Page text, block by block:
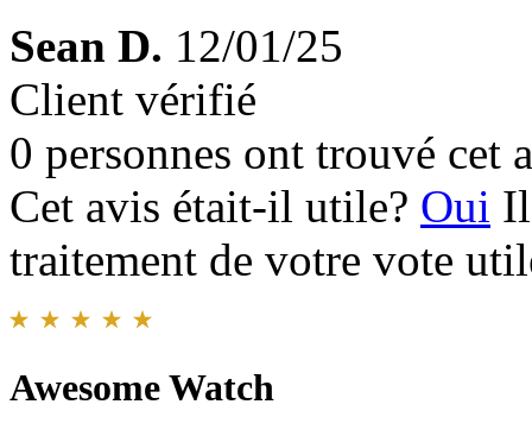
Sean D. 12/01/25
Client vérifié
0 personnes ont trouvé cet
Cet avis était-il utile? Oui
traitement de votre vote
Awesome Watch